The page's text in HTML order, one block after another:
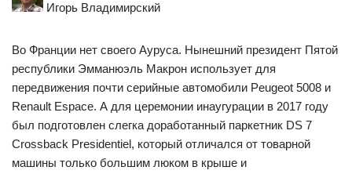
Игорь Владимирский
Во Франции нет своего Ауруса. Нынешний президент Пятой
республики Эмманюэль Макрон использует для
передвижения почти серийные автомобили Peugeot 5008 и
Renault Espace. А для церемонии инаугурации в 2017 году
был подготовлен слегка доработанный паркетник DS 7
Crossback Presidentiel, который отличался от товарной
машины только большим люком в крыше и